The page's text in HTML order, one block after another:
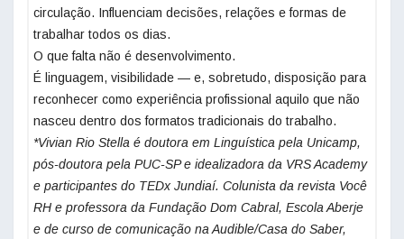
circulação. Influenciam decisões, relações e formas de
trabalhar todos os dias.
O que falta não é desenvolvimento.
É linguagem, visibilidade — e, sobretudo, disposição para
reconhecer como experiência profissional aquilo que não
nasceu dentro dos formatos tradicionais do trabalho.
*Vivian Rio Stella é doutora em Linguística pela Unicamp,
pós-doutora pela PUC-SP e idealizadora da VRS Academy
e participantes do TEDx Jundiaí. Colunista da revista Você
RH e professora da Fundação Dom Cabral, Escola Aberje
e de curso de comunicação na Audible/Casa do Saber,